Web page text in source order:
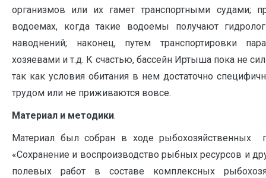
организмов или их гамет транспортными судами;
водоемах, когда такие водоемы получают
наводнений; наконец, путем транспортировки
хозяевами и т.д. К счастью, бассейн Иртыша пока не
так как условия обитания в нем достаточно
трудом или не приживаются вовсе.
Материал и методики.
Материал был собран в ходе рыбохозяйственных
«Сохранение и воспроизводство рыбных ресурсов и
полевых работ в составе комплексных